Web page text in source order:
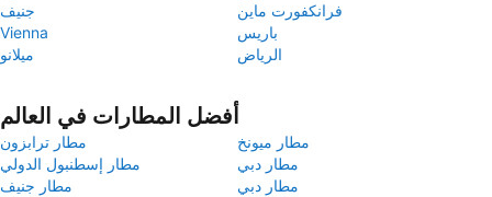
جنيف
فرانكفورت ماين
Vienna
باريس
ميلانو
الرياض
أفضل المطارات في العالم
مطار ترابزون
مطار ميونخ
مطار إسطنبول الدولي
مطار دبي
مطار جنيف
مطار دبي